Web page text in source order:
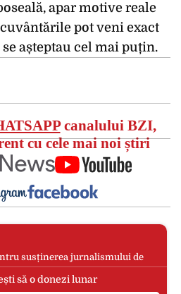
apar motive reale
pot veni exact
așteptau cel mai puțin.
canalului BZI,
cu cele mai noi știri
susținerea jurnalismului de
să o donezi lunar